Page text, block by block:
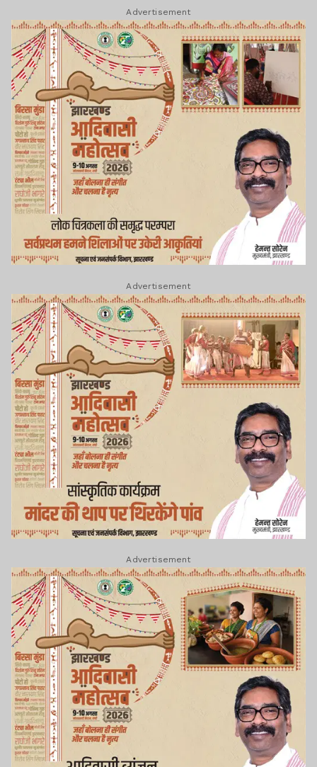
Advertisement
Advertisement
Advertisement